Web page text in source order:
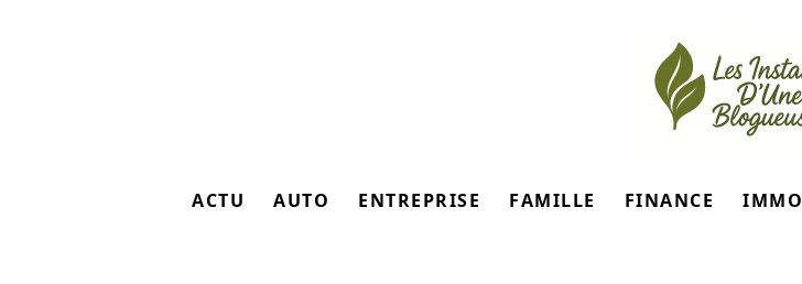
ACTU AUTO ENTREPRISE FAMILLE FINANCE IMMO